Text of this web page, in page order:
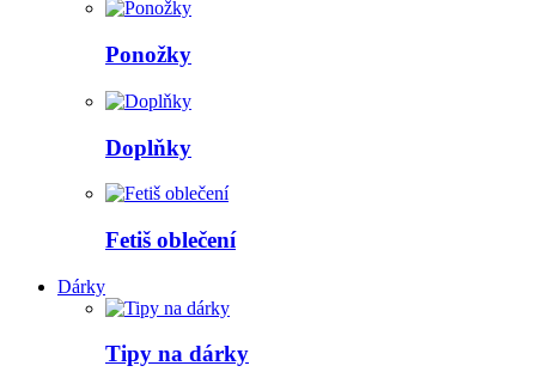
Ponožky
Doplňky
Fetiš oblečení
Dárky
Tipy na dárky